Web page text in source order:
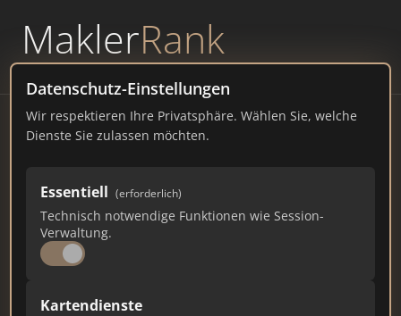
MaklerRank
powered byWAVEPOINT
Datenschutz-Einstellungen
Wir respektieren Ihre Privatsphäre. Wählen Sie, welche
Dienste Sie zulassen möchten.
Essentiell (erforderlich)
Technisch notwendige Funktionen wie Session-
Verwaltung.
Kartendienste
Immobilienmakler Brake –
Ranking Juli 2026
NIEDERSACHSEN 15.149 EINWOHNER
69 616